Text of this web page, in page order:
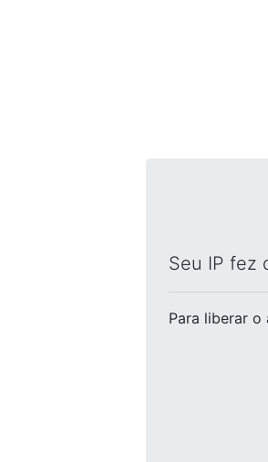
Seu IP fez
Para liberar o